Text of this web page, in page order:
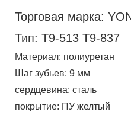
Торговая марка:
Тип: T9-513 T9-837
Материал: полиуретан
Шаг зубьев: 9 мм
сердцевина: сталь
покрытие: ПУ желтый